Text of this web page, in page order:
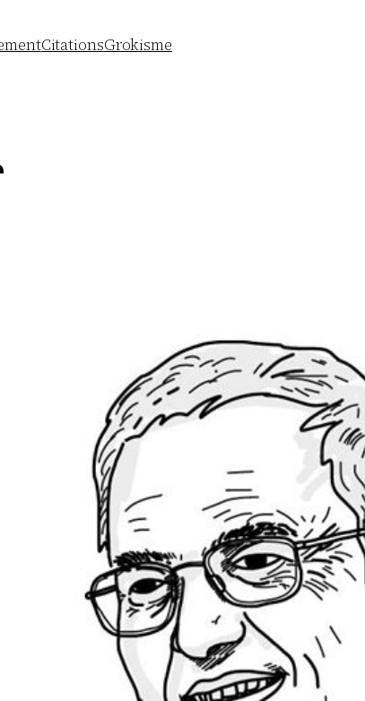
CitationsGrokisme